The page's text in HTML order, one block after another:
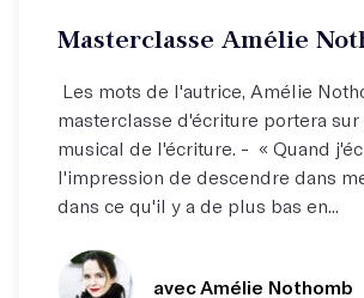
Une conversation
Masterclasse Amélie
Les mots de l'autrice, Amélie
masterclasse d'écriture portera sur
musical de l'écriture. - « Quand
l'impression de descendre dans
dans ce qu'il y a de plus bas en...
avec Amélie Nothomb